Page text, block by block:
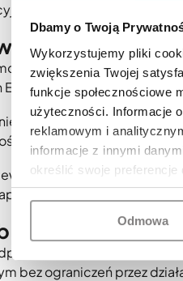
Dbamy o Twoją
Wykorzystujemy pliki
zwiększenia Twojej
funkcje społecznościowe
użyteczności. Informacje
reklamowym i
informacje z innymi
określić swoje preferencje
Odmowa
serwisu, naprawy
lub zmiany w
lub używanie części
elementów
za jakiekolwiek
EGGa płynami
się ze
niewywiązanie się
za
bez ograniczeń przez